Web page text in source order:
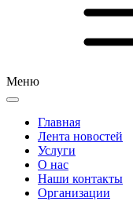
Меню
Главная
Лента новостей
Услуги
О нас
Наши контакты
Организации